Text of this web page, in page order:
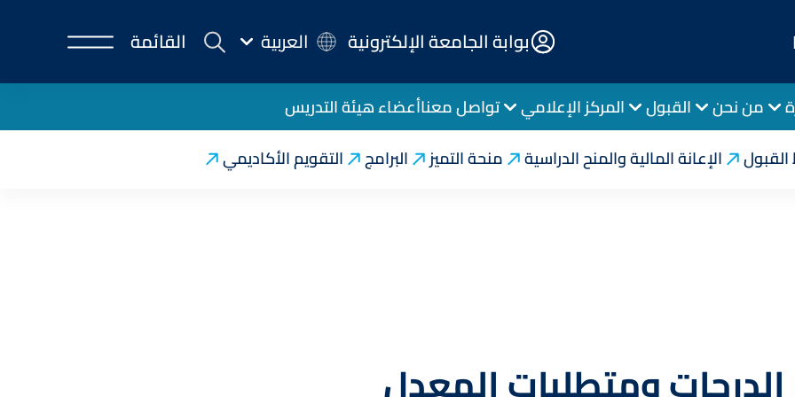
E-
Portal
بوابة الجامعة الإلكترونية العربية القائمة
الإعانة المالية والمنح الدراسية منحة التميز البرامج التقويم الأكاديمي
من نحن القبول المركز الإعلامي تواصل معناأعضاء هيئة التدريس
شروط القبول نظام الدرجات